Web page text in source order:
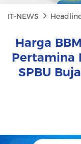
IT-NEWS
Harga
Pertamina
SPBU